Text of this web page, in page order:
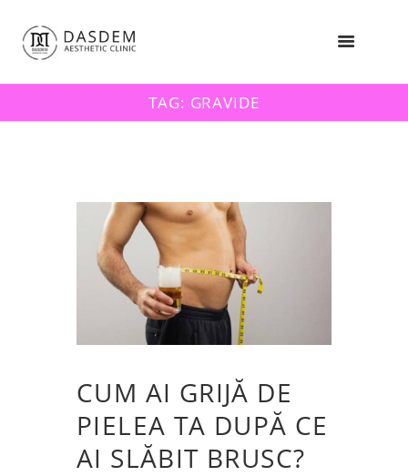
TAG: GRAVIDE
CUM AI GRIJĂ DE
PIELEA TA DUPĂ CE
AI SLĂBIT BRUSC?